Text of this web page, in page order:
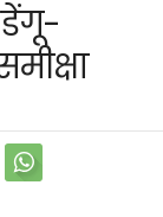
डेंगू-